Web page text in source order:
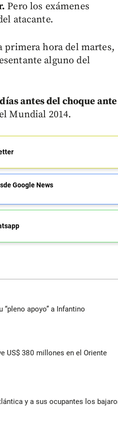
Pero los exámenes
atacante.
primera hora del martes,
alguno del
antes del choque ante
Mundial 2014.
Google News
apoyo” a Infantino
US$ 380 millones en el Oriente
y a sus ocupantes los